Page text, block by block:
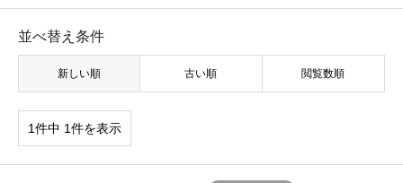
並べ替え条件
新しい順 古い順 閲覧数順
1件中 1件を表示